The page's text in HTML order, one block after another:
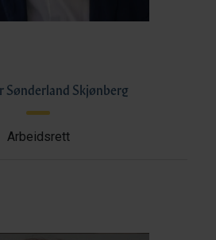
Sønderland Skjønberg
Arbeidsrett